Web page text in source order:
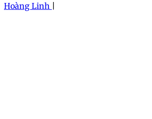
Hoàng Linh